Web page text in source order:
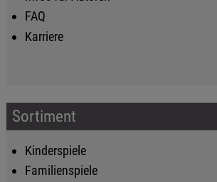
FAQ
Karriere
Sortiment
Kinderspiele
Familienspiele